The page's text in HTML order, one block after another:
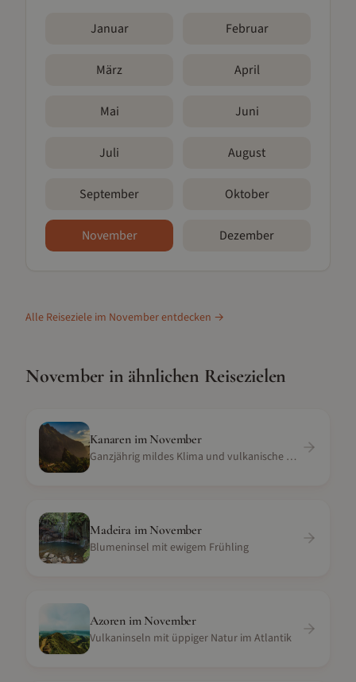
Januar Februar
März April
Mai Juni
Juli August
September Oktober
November Dezember
Alle Reiseziele im Novemberentdecken →
November in ähnlichen Reisezielen
Kanarenim November
Ganzjährig mildes Klima und vulkanische Landschaft
Madeira im November
Blumeninsel mit ewigem Frühling
Azoren im November
Vulkaninseln mit üppiger Natur im Atlantik